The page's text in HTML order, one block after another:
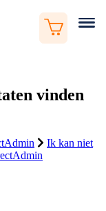
vinden
Ik kan niet